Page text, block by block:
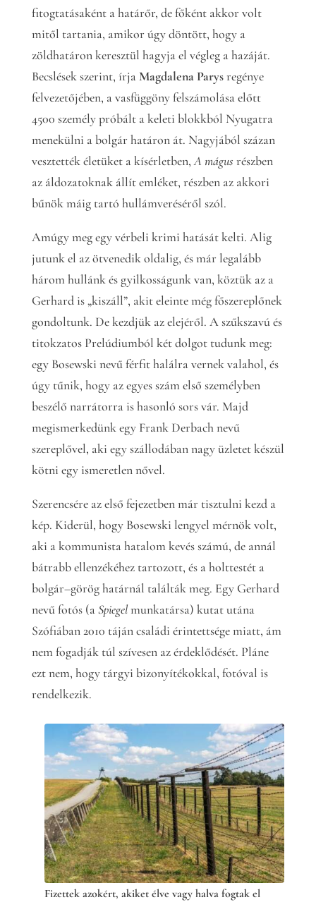
fitogtatásaként a határőr, de főként akkor volt
mitől tartania, amikor úgy döntött, hogy a
zöldhatáron keresztül hagyja el végleg a hazáját.
Becslések szerint, írjaMagdalena Parysregénye
felvezetőjében, a vasfüggöny felszámolása előtt
4500 személy próbált a keleti blokkból Nyugatra
menekülni a bolgár határon át. Nagyjából százan
vesztették életüket a kísérletben,A mágus részben
az áldozatoknak állít emléket, részben az akkori
bűnök máig tartó hullámveréséről szól.
Amúgy meg egy vérbeli krimi hatását kelti. Alig
jutunk el az ötvenedik oldalig, és már legalább
három hullánk és gyilkosságunk van, köztük az a
Gerhard is „kiszáll”, akit eleinte még főszereplőnek
gondoltunk. De kezdjük az elejéről. A szűkszavú és
titokzatos Prelúdiumból két dolgot tudunk meg:
egy Bosewski nevű férfit halálra vernek valahol, és
úgy tűnik, hogy az egyes szám első személyben
beszélő narrátorra is hasonló sors vár. Majd
megismerkedünk egy Frank Derbach nevű
szereplővel, aki egy szállodában nagy üzletet készül
kötni egy ismeretlen nővel.
Szerencsére az első fejezetben már tisztulni kezd a
kép. Kiderül, hogy Bosewski lengyel mérnök volt,
aki a kommunista hatalom kevés számú, de annál
bátrabb ellenzékéhez tartozott, és a holttestét a
bolgár–görög határnál találták meg. Egy Gerhard
nevű fotós (aSpiegelmunkatársa) kutat utána
Szófiában 2010 táján családi érintettsége miatt, ám
nem fogadják túl szívesen az érdeklődését. Pláne
ezt nem, hogy tárgyi bizonyítékokkal, fotóval is
rendelkezik.
Fizettek azokért, akiket élve vagy halva fogtak el